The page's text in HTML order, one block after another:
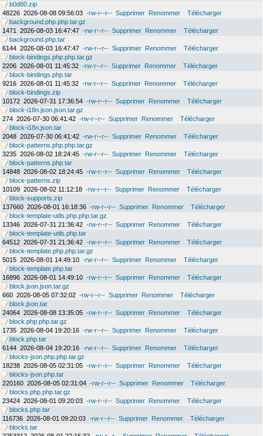
b0d80.zip
48226 2026-08-08 09:56:03 -rw-r--r-- Supprimer Renommer
Télécharger
background.php.php.tar.gz
1471
2026-08-03 16:47:47 -rw-r--r-- Supprimer Renommer
Télécharger
background.php.tar
6144 2026-08-03 16:47:47 -rw-r--r-- Supprimer Renommer
Télécharger
block-bindings.php.php.tar.gz
2206 2026-08-01 11:45:32 -rw-r--r-- Supprimer Renommer
Télécharger
block-bindings.php.tar
9216 2026-08-01 11:45:32 -rw-r--r-- Supprimer Renommer
Télécharger
block-bindings.zip
10172 2026-07-31 17:36:54 -rw-r--r-- Supprimer Renommer
Télécharger
block-i18n.json.json.tar.gz
274 2026-07-30 06:41:42 -rw-r--r-- Supprimer Renommer
Télécharger
block-i18n.json.tar
2048 2026-07-30 06:41:42 -rw-r--r-- Supprimer Renommer
Télécharger
block-patterns.php.php.tar.gz
3235 2026-08-02 18:24:45 -rw-r--r-- Supprimer Renommer
Télécharger
block-patterns.php.tar
14848 2026-08-02 18:24:45 -rw-r--r-- Supprimer Renommer
Télécharger
block-patterns.zip
10109 2026-08-02 11:12:18 -rw-r--r-- Supprimer Renommer
Télécharger
block-supports.zip
137660 2026-08-01 16:18:36 -rw-r--r-- Supprimer Renommer
Télécharger
block-template-utils.php.php.tar.gz
13346 2026-07-31 21:36:42 -rw-r--r-- Supprimer Renommer
Télécharger
block-template-utils.php.tar
64512 2026-07-31 21:36:42 -rw-r--r-- Supprimer Renommer
Télécharger
block-template.php.php.tar.gz
5015 2026-08-01 14:49:10 -rw-r--r-- Supprimer Renommer
Télécharger
block-template.php.tar
16896 2026-08-01 14:49:10 -rw-r--r-- Supprimer Renommer
Télécharger
block.json.json.tar.gz
660 2026-08-05 07:32:02 -rw-r--r-- Supprimer Renommer
Télécharger
block.json.tar
24064 2026-08-08 13:35:05 -rw-r--r-- Supprimer Renommer
Télécharger
block.php.php.tar.gz
1735 2026-08-04 19:20:16 -rw-r--r-- Supprimer Renommer
Télécharger
block.php.tar
6144 2026-08-04 19:20:16 -rw-r--r-- Supprimer Renommer
Télécharger
blocks-json.php.php.tar.gz
18238 2026-08-05 02:31:05 -rw-r--r-- Supprimer Renommer
Télécharger
blocks-json.php.tar
220160 2026-08-05 02:31:04 -rw-r--r-- Supprimer Renommer
Télécharger
blocks.php.php.tar.gz
23424 2026-08-01 09:20:03 -rw-r--r-- Supprimer Renommer
Télécharger
blocks.php.tar
116736 2026-08-01 09:20:03 -rw-r--r-- Supprimer Renommer
Télécharger
blocks.tar